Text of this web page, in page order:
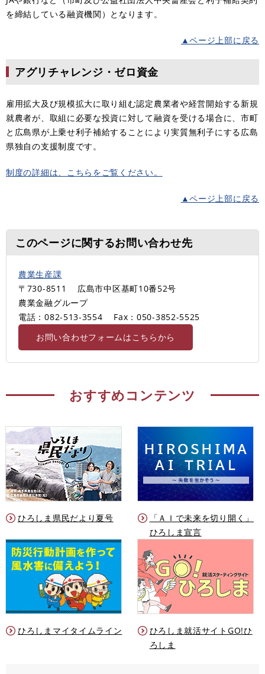
を締結している融資機関）となります。
▲ページ上部に戻る
アグリチャレンジ・ゼロ資金
雇用拡大及び規模拡大に取り組む認定農業者や経営開始する新規
就農者が、取組に必要な投資に対して融資を受ける場合に、市町
と広島県が上乗せ利子補給することにより実質無利子にする広島
県独自の支援制度です。
制度の詳細は、こちらをご覧ください。
▲ページ上部に戻る
このページに関するお問い合わせ先
農業生産課
〒730-8511
広島市中区基町10番52号
農業金融グループ
電話：082-513-3554
Fax：050-3852-5525
お問い合わせフォームはこちらから
おすすめコンテンツ
ひろしま県民だより夏号
「ＡＩで未来を切り開く」
ひろしま宣言
ひろしまマイタイムライン
ひろしま就活サイトGO!ひ
ろしま